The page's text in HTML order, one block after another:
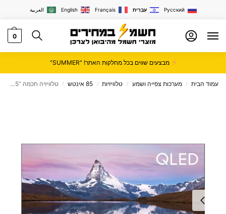
العربية English Français עִבְרִית Русский
0
מבצעים שווים בכל מחלקות האתר! "SUMMER"
עמוד הבית / מערכות צפייה ושמע / טלוויזיות / 85 אינטש / טלוויזיה חכמה “85 4K QLED סמארט P85QOS22 פרוסוניק Prosonic